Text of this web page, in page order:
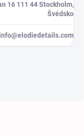
16 111 44 Stockholm,
Švédsko
info@elodiedetails.com